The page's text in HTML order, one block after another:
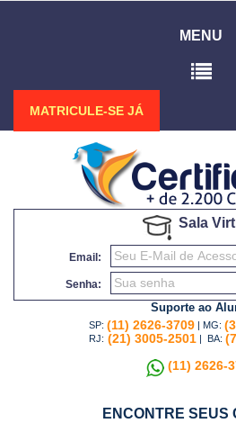
MENU
MATRICULE-SE JÁ
Sala
Email:
Senha:
Suporte ao
SP: (11) 2626-3709 | MG:
RJ: (21) 3005-2501 | BA:
(11) 2626-
ENCONTRE SEUS